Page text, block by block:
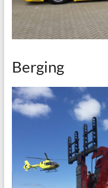
Berging